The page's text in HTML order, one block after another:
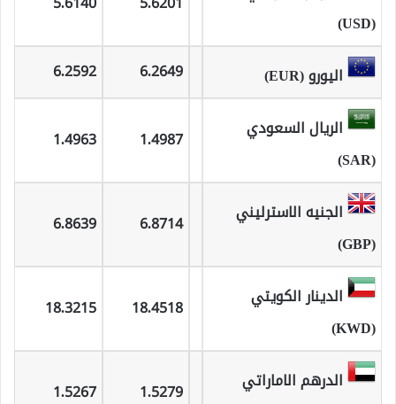
(USD)
اليورو (EUR) 6.2649
6.2592
الريال السعودي
(SAR)
1.4987
1.4963
الجنيه الاسترليني
(GBP)
6.8714
6.8639
الدينار الكويتي
(KWD)
18.4518
18.3215
الدرهم الاماراتي
1.5279
1.5267